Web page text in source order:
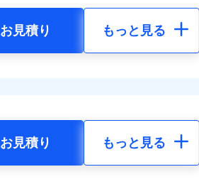
お見積り もっと見る
お見積り もっと見る